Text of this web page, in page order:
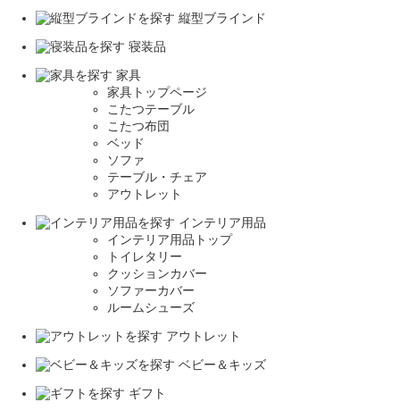
縦型ブラインド
寝装品
家具
家具トップページ
こたつテーブル
こたつ布団
ベッド
ソファ
テーブル・チェア
アウトレット
インテリア用品
インテリア用品トップ
トイレタリー
クッションカバー
ソファーカバー
ルームシューズ
アウトレット
ベビー＆キッズ
ギフト